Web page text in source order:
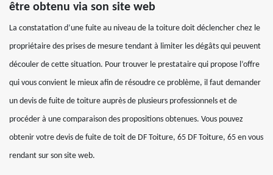
être obtenu via son site web
La constatation d’une fuite au niveau de la toiture doit déclencher chez le
propriétaire des prises de mesure tendant à limiter les dégâts qui peuvent
découler de cette situation. Pour trouver le prestataire qui propose l’offre
qui vous convient le mieux afin de résoudre ce problème, il faut demander
un devis de fuite de toiture auprès de plusieurs professionnels et de
procéder à une comparaison des propositions obtenues. Vous pouvez
obtenir votre devis de fuite de toit de DF Toiture, 65 DF Toiture, 65 en vous
rendant sur son site web.